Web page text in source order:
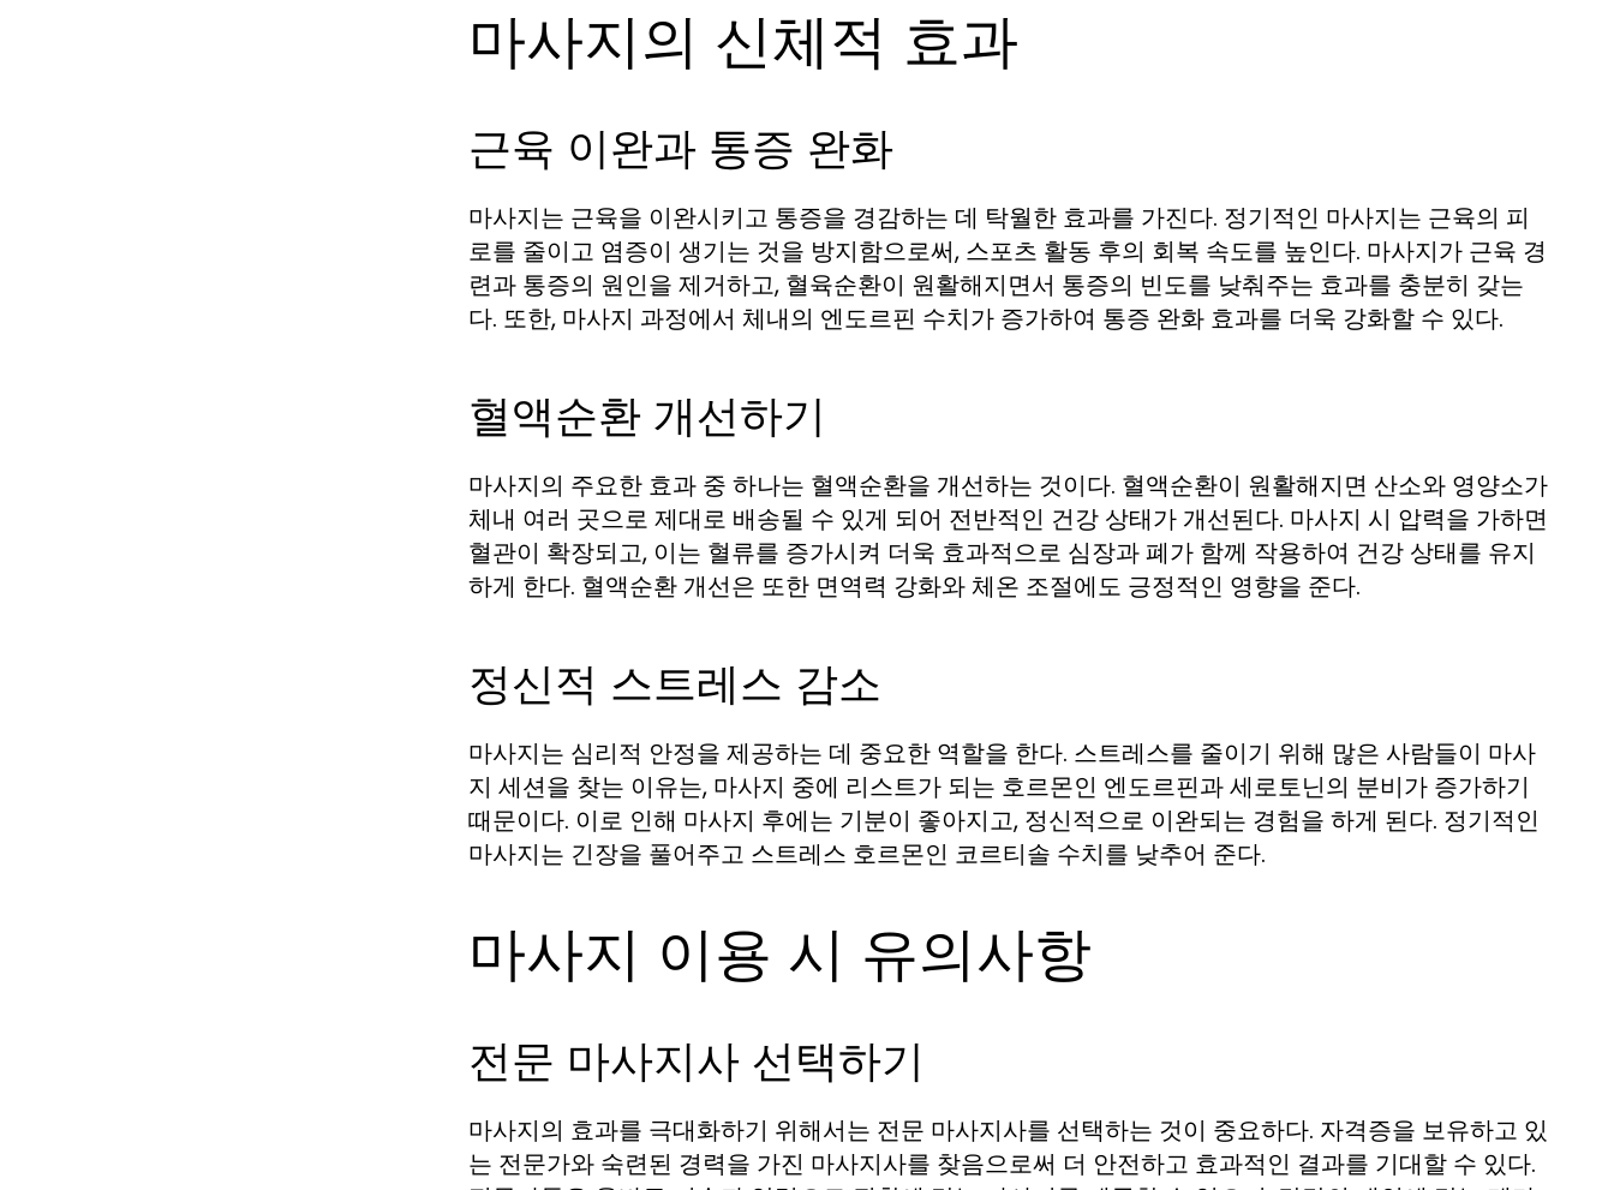
마사지의 신체적 효과
근육 이완과 통증 완화
마사지는 근육을 이완시키고 통증을 경감하는 데 탁월한 효과를 가진다. 정기적인 마사지는 근육의 피
로를 줄이고 염증이 생기는 것을 방지함으로써, 스포츠 활동 후의 회복 속도를 높인다. 마사지가 근육 경
련과 통증의 원인을 제거하고, 혈육순환이 원활해지면서 통증의 빈도를 낮춰주는 효과를 충분히 갖는
다. 또한, 마사지 과정에서 체내의 엔도르핀 수치가 증가하여 통증 완화 효과를 더욱 강화할 수 있다.
혈액순환 개선하기
마사지의 주요한 효과 중 하나는 혈액순환을 개선하는 것이다. 혈액순환이 원활해지면 산소와 영양소가
체내 여러 곳으로 제대로 배송될 수 있게 되어 전반적인 건강 상태가 개선된다. 마사지 시 압력을 가하면
혈관이 확장되고, 이는 혈류를 증가시켜 더욱 효과적으로 심장과 폐가 함께 작용하여 건강 상태를 유지
하게 한다. 혈액순환 개선은 또한 면역력 강화와 체온 조절에도 긍정적인 영향을 준다.
정신적 스트레스 감소
마사지는 심리적 안정을 제공하는 데 중요한 역할을 한다. 스트레스를 줄이기 위해 많은 사람들이 마사
지 세션을 찾는 이유는, 마사지 중에 리스트가 되는 호르몬인 엔도르핀과 세로토닌의 분비가 증가하기
때문이다. 이로 인해 마사지 후에는 기분이 좋아지고, 정신적으로 이완되는 경험을 하게 된다. 정기적인
마사지는 긴장을 풀어주고 스트레스 호르몬인 코르티솔 수치를 낮추어 준다.
마사지 이용 시 유의사항
전문 마사지사 선택하기
마사지의 효과를 극대화하기 위해서는 전문 마사지사를 선택하는 것이 중요하다. 자격증을 보유하고 있
는 전문가와 숙련된 경력을 가진 마사지사를 찾음으로써 더 안전하고 효과적인 결과를 기대할 수 있다.